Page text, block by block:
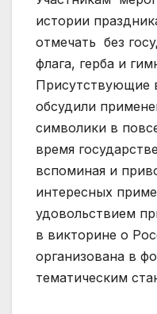
истории
отмечать без
флага, герба и
Присутствующие
обсудили
символики в
время
вспоминая и
интересных
удовольствием
в викторине о
организована в
тематическим